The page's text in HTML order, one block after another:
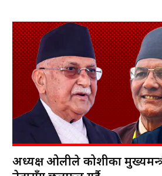
अध्यक्ष ओलीले कोशीका